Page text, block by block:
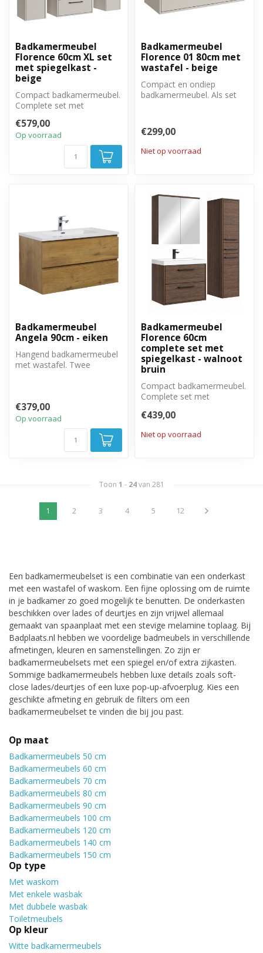
Badkamermeubel
Florence 60cm XL set
met spiegelkast -
beige
Compact badkamermeubel.
Complete set met
spiegelkast en twee zij...
€579,00
Op voorraad
Badkamermeubel
Florence 01 80cm met
wastafel - beige
Compact en ondiep
badkamermeubel. Als set
€299,00
Niet op voorraad
Badkamermeubel
Angela 90cm - eiken
Hangend badkamermeubel
met wastafel. Twee
€379,00
Op voorraad
Badkamermeubel
Florence 60cm
complete set met
spiegelkast - walnoot
bruin
Compact badkamermeubel.
Complete set met
spiegelkast en zijkast.
€439,00
Niet op voorraad
Toon 1 - 24van 281
1 2 3 4 5 12
Een badkamermeubelset is een combinatie van een onderkast
met een wastafel of waskom. Een fijne oplossing om de ruimte
in je badkamer zo goed mogelijk te benutten. De onderkasten
beschikken over lades of deurtjes en zijn vrijwel allemaal
gemaakt van spaanplaat met een stevige melamine toplaag. Bij
Badplaats.nl hebben we voordelige badmeubels in verschillende
afmetingen, kleuren en samenstellingen. Zo zijn er
badkamermeubelsets met een spiegel en/of extra zijkasten.
Sommige badkamermeubels hebben luxe details zoals soft-
close lades/deurtjes of een luxe pop-up-afvoerplug. Kies een
geschikte afmeting en gebruik de filters om een
badkamermeubelset te vinden die bij jou past.
Op maat
Badkamermeubels 50 cm
Badkamermeubels 60 cm
Badkamermeubels 70 cm
Badkamermeubels 80 cm
Badkamermeubels 90 cm
Badkamermeubels 100 cm
Badkamermeubels 120 cm
Badkamermeubels 140 cm
Badkamermeubels 150 cm
Op type
Met waskom
Met enkele wasbak
Met dubbele wasbak
Toiletmeubels
Op kleur
Witte badkamermeubels